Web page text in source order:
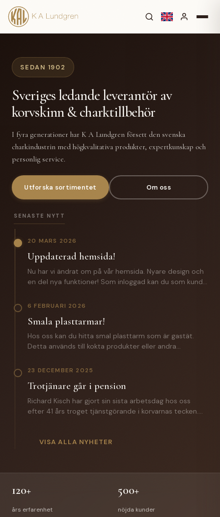
SEDAN 1902
Sveriges ledande leverantör av
korvskinn & charktillbehör
I fyra generationer har K A Lundgren försett den svenska
charkindustrin med högkvalitativa produkter, expertkunskap och
personlig service.
Utforska sortimentet Om oss
SENASTE NYTT
20 MARS 2026
Uppdaterad hemsida!
Nu har vi ändrat om på vår hemsida. Nyare design och
en del nya funktioner! Som inloggad kan du som kund
Certifikat och specifikationer. - Orderhistorik med alla
certifikat och produktspecifikationer. Saknar du
inloggningsuppgifter? Hör av dig till oss!
6 FEBRUARI 2026
Smala plasttarmar!
Hos oss kan du hitta smal plasttarm som är gastät.
Detta används till kokta produkter eller andra
slutprodukten. Till ett vegosortiment är denna ett
information.
23 DECEMBER 2025
Trotjänare går i pension
Richard Kisch har gjort sin sista arbetsdag hos oss
efter 41 års troget tjänstgörande i korvarnas tecken.
gick Anette Hellman i pension efter 12 år hos oss.
väntar Richard & Anette och vi önskar de all lycka till
VISA ALLA NYHETER
120+
års erfarenhet
500+
nöjda kunder